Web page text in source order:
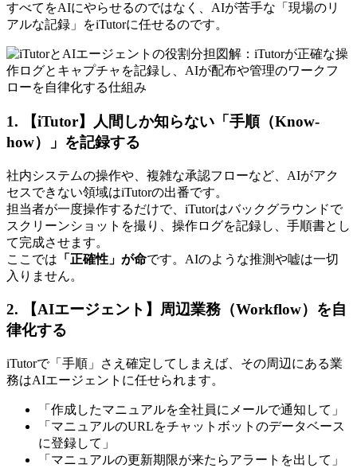
すべてをAIにやらせるのではなく、AIが苦手な「現場のリ
アルな記録」をiTutorに任せるのです。
1. 【iTutor】人間しか知らない「手順（Know-
how）」を記録する
社内システムの操作や、複雑な承認フローなど、AIがアク
セスできない領域はiTutorの出番です。
担当者が一度操作するだけで、iTutorはバックグラウンドで
スクリーンショットを撮り、操作ログを記録し、手順書とし
て完成させます。
ここでは 「正確性」が命です。AIのような推測や嘘は一切
入りません。
2. 【AIエージェント】周辺業務（Workflow）を自
律化する
iTutorで「手順」さえ確定してしまえば、その周辺にある業
務はAIエージェントに任せられます。
「作成したマニュアルを全社員にメールで通知して」
「マニュアルのURLをチャットボットのデータベース
に登録して」
「マニュアルの更新期限が来たらアラートを出して」